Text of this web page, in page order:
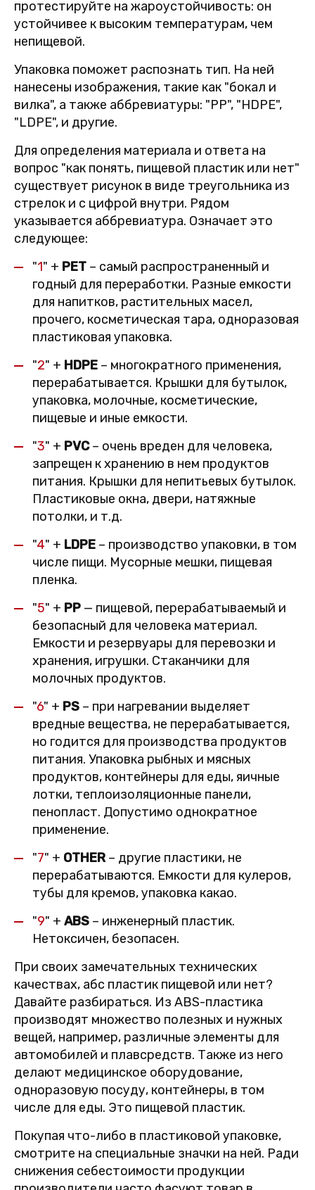
протестируйте на жароустойчивость: он
устойчивее к высоким температурам, чем
непищевой.
Упаковка поможет распознать тип. На ней
нанесены изображения, такие как "бокал и
вилка", а также аббревиатуры: "PP", "HDPE",
"LDPE", и другие.
Для определения материала и ответа на
вопрос "как понять, пищевой пластик или нет"
существует рисунок в виде треугольника из
стрелок и с цифрой внутри. Рядом
указывается аббревиатура. Означает это
следующее:
"1" + PET – самый распространенный и
годный для переработки. Разные емкости
для напитков, растительных масел,
прочего, косметическая тара, одноразовая
пластиковая упаковка.
"2" + HDPE – многократного применения,
перерабатывается. Крышки для бутылок,
упаковка, молочные, косметические,
пищевые и иные емкости.
"3" + PVC– очень вреден для человека,
запрещен к хранению в нем продуктов
питания. Крышки для непитьевых бутылок.
Пластиковые окна, двери, натяжные
потолки, и т.д.
"4" + LDPE – производство упаковки, в том
числе пищи. Мусорные мешки, пищевая
пленка.
"5" + PP — пищевой, перерабатываемый и
безопасный для человека материал.
Емкости и резервуары для перевозки и
хранения, игрушки. Стаканчики для
молочных продуктов.
"6" + PS – при нагревании выделяет
вредные вещества, не перерабатывается,
но годится для производства продуктов
питания. Упаковка рыбных и мясных
продуктов, контейнеры для еды, яичные
лотки, теплоизоляционные панели,
пенопласт. Допустимо однократное
применение.
"7" + OTHER – другие пластики, не
перерабатываются. Емкости для кулеров,
тубы для кремов, упаковка какао.
"9" + ABS – инженерный пластик.
Нетоксичен, безопасен.
При своих замечательных технических
качествах, абс пластик пищевой или нет?
Давайте разбираться. Из ABS-пластика
производят множество полезных и нужных
вещей, например, различные элементы для
автомобилей и плавсредств. Также из него
делают медицинское оборудование,
одноразовую посуду, контейнеры, в том
числе для еды. Это пищевой пластик.
Покупая что-либо в пластиковой упаковке,
смотрите на специальные значки на ней. Ради
снижения себестоимости продукции